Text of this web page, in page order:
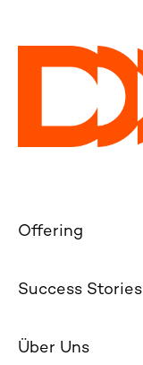
Offering
Success Stories
Über Uns